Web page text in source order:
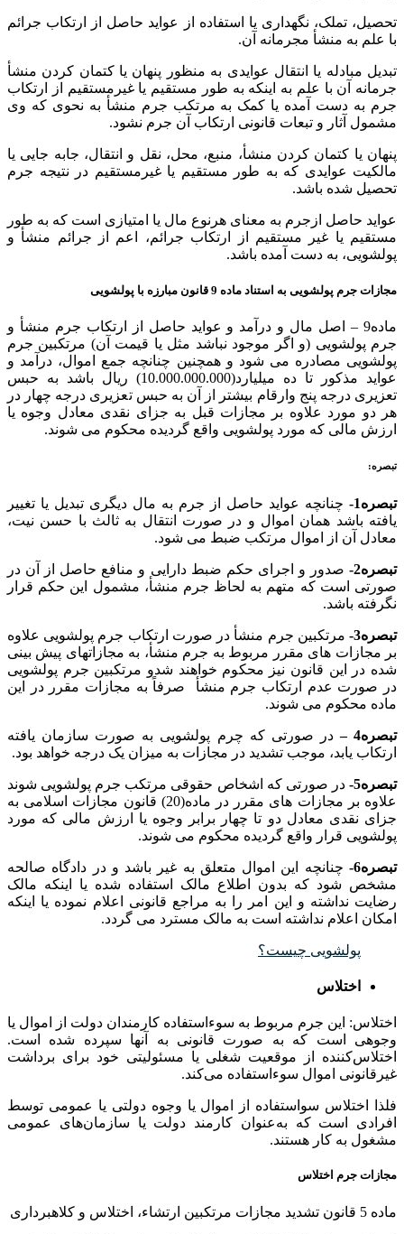
تحصیل، تملک، نگهداری یا استفاده از عواید حاصل از ارتکاب جرائم
با علم به منشأ مجرمانه آن.
تبدیل مبادله یا انتقال عوایدی به منظور پنهان یا کتمان کردن منشأ
جرمانه آن با علم به اینکه به طور مستقیم یا غیرمستقیم از ارتکاب
جرم به دست آمده یا کمک به مرتکب جرم منشأ به نحوی که وی
مشمول آثار و تبعات قانونی ارتکاب آن جرم نشود.
پنهان یا کتمان کردن منشأ، منبع، محل، نقل و انتقال، جابه جایی یا
مالکیت عوایدی که به طور مستقیم یا غیرمستقیم در نتیجه جرم
تحصیل شده باشد.
عواید حاصل ازجرم به معنای هرنوع مال یا امتیازی است که به طور
مستقیم یا غیر مستقیم از ارتکاب جرائم، اعم از جرائم منشأ و
پولشویی، به دست آمده باشد.
مجازات جرم پولشویی به استناد ماده 9 قانون مبارزه با پولشویی
ماده9 – اصل مال و درآمد و عواید حاصل از ارتکاب جرم منشأ و
جرم پولشویی (و اگر موجود نباشد مثل یا قیمت آن) مرتکبین جرم
پولشویی مصادره می شود و همچنین چنانچه جمع اموال، درآمد و
عواید مذکور تا ده میلیارد(10.000.000.000) ریال باشد به حبس
تعزیری درجه پنج وارقام بیشتر از آن به حبس تعزیری درجه چهار در
هر دو مورد علاوه بر مجازات قبل به جزای نقدی معادل وجوه یا
ارزش مالی که مورد پولشویی واقع گردیده محکوم می شوند.
تبصره:
تبصره1-
چنانچه عواید حاصل از جرم به مال دیگری تبدیل یا تغییر
یافته باشد همان اموال و در صورت انتقال به ثالث با حسن نیت،
معادل آن از اموال مرتکب ضبط می شود.
تبصره2-
صدور و اجرای حکم ضبط دارایی و منافع حاصل از آن در
صورتی است که متهم به لحاظ جرم منشأ، مشمول این حکم قرار
نگرفته باشد.
تبصره3-
مرتکبین جرم منشأ در صورت ارتکاب جرم پولشویی علاوه
بر مجازات های مقرر مربوط به جرم منشأ، به مجازاتهای پیش بینی
شده در این قانون نیز محکوم خواهند شدو مرتکبین جرم پولشویی
در صورت عدم ارتکاب جرم منشأ صرفاً به مجازات مقرر در این
ماده محکوم می شوند.
تبصره4 –
در صورتی که چرم پولشویی به صورت سازمان یافته
ارتکاب یابد، موجب تشدید در مجازات به میزان یک درجه خواهد بود.
تبصره5-
در صورتی که اشخاص حقوقی مرتکب جرم پولشویی شوند
علاوه بر مجازات های مقرر در ماده(20) قانون مجازات اسلامی به
جزای نقدی معادل دو تا چهار برابر وجوه یا ارزش مالی که مورد
پولشویی قرار واقع گردیده محکوم می شوند.
تبصره6-
چنانچه این اموال متعلق به غیر باشد و در دادگاه صالحه
مشخص شود که بدون اطلاع مالک استفاده شده یا اینکه مالک
رضایت نداشته و این امر را به مراجع قانونی اعلام نموده یا اینکه
امکان اعلام نداشته است به مالک مسترد می گردد.
پولشویی چیست؟
اختلاس
اختلاس: این جرم مربوط به سوءاستفاده کارمندان دولت از اموال یا
وجوهی است که به صورت قانونی به آنها سپرده شده است.
اختلاس‌کننده از موقعیت شغلی یا مسئولیتی خود برای برداشت
غیرقانونی اموال سوءاستفاده می‌کند.
فلذا اختلاس سواستفاده از اموال یا وجوه دولتی یا عمومی توسط
افرادی است که به‌عنوان کارمند دولت یا سازمان‌های عمومی
مشغول به کار هستند.
مجازات جرم اختلاس
ماده 5 قانون تشدید مجازات مرتکبین ارتشاء، اختلاس و کلاهبرداری